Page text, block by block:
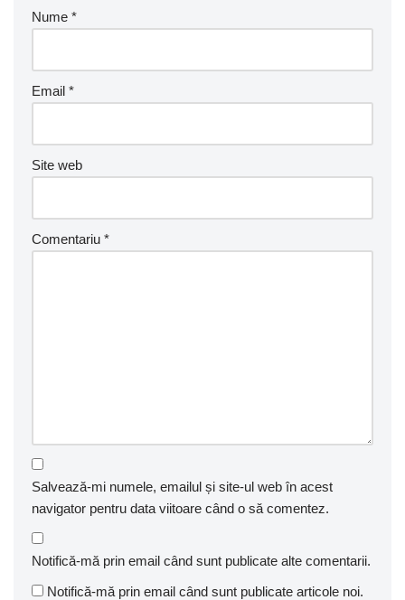
Nume *
Email *
Site web
Comentariu *
Salvează-mi numele, emailul și site-ul web în acest
navigator pentru data viitoare când o să comentez.
Notifică-mă prin email când sunt publicate alte comentarii.
Notifică-mă prin email când sunt publicate articole noi.